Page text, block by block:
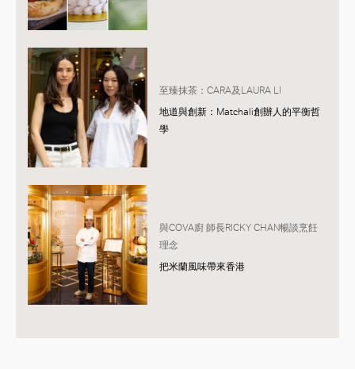
至臻抹茶：CARA及LAURA LI
地道與創新：Matchali創辦人的平衡哲
學
與COVA廚 師長RICKY CHAN暢談烹飪
理念
把米蘭風味帶來香港